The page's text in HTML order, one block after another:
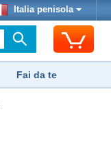
Italia penisola
Fai da te